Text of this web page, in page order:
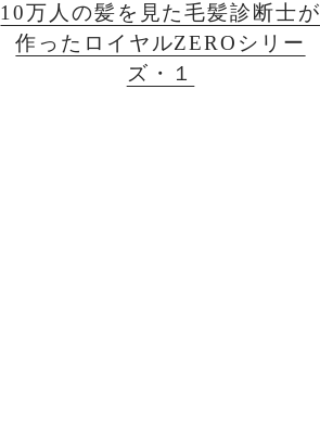
10万人の髪を見た毛髪診断士が
作ったロイヤルZEROシリー
ズ・１